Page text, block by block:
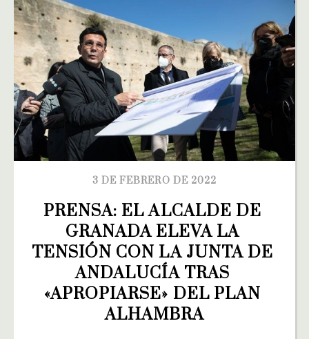
3 DE FEBRERO DE 2022
PRENSA: EL ALCALDE DE
GRANADA ELEVA LA
TENSIÓN CON LA JUNTA DE
ANDALUCÍA TRAS
«APROPIARSE» DEL PLAN
ALHAMBRA